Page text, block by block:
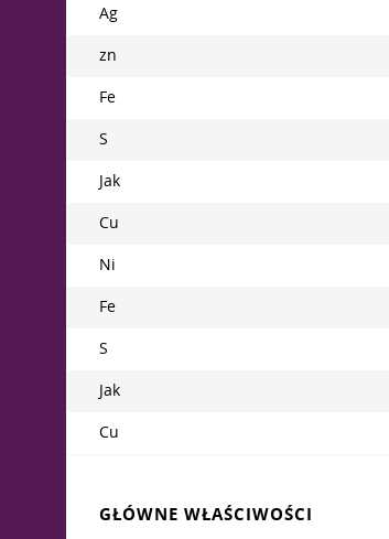
Ag
zn
Fe
S
Jak
Cu
Ni
Fe
S
Jak
Cu
GŁÓWNE WŁAŚCIWOŚCI